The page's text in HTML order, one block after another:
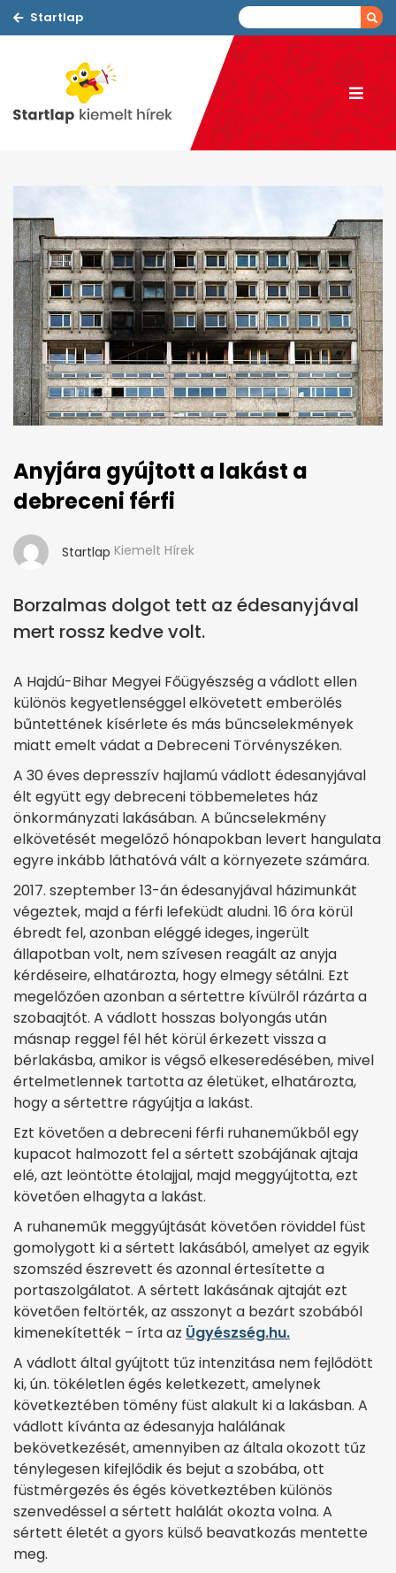
Startlap
Anyjára gyújtott a lakást a
debreceni férfi
Startlap Kiemelt Hírek
Borzalmas dolgot tett az édesanyjával
mert rossz kedve volt.
A Hajdú-Bihar Megyei Főügyészség a vádlott ellen
különös kegyetlenséggel elkövetett emberölés
bűntettének kísérlete és más bűncselekmények
miatt emelt vádat a Debreceni Törvényszéken.
A 30 éves depresszív hajlamú vádlott édesanyjával
élt együtt egy debreceni többemeletes ház
önkormányzati lakásában. A bűncselekmény
elkövetését megelőző hónapokban levert hangulata
egyre inkább láthatóvá vált a környezete számára.
2017. szeptember 13-án édesanyjával házimunkát
végeztek, majd a férfi lefeküdt aludni. 16 óra körül
ébredt fel, azonban eléggé ideges, ingerült
állapotban volt, nem szívesen reagált az anyja
kérdéseire, elhatározta, hogy elmegy sétálni. Ezt
megelőzően azonban a sértettre kívülről rázárta a
szobaajtót. A vádlott hosszas bolyongás után
másnap reggel fél hét körül érkezett vissza a
bérlakásba, amikor is végső elkeseredésében, mivel
értelmetlennek tartotta az életüket, elhatározta,
hogy a sértettre rágyújtja a lakást.
Ezt követően a debreceni férfi ruhaneműkből egy
kupacot halmozott fel a sértett szobájának ajtaja
elé, azt leöntötte étolajjal, majd meggyújtotta, ezt
követően elhagyta a lakást.
A ruhaneműk meggyújtását követően röviddel füst
gomolygott ki a sértett lakásából, amelyet az egyik
szomszéd észrevett és azonnal értesítette a
portaszolgálatot. A sértett lakásának ajtaját ezt
követően feltörték, az asszonyt a bezárt szobából
kimenekítették – írta az Ügyészség.hu.
A vádlott által gyújtott tűz intenzitása nem fejlődött
ki, ún. tökéletlen égés keletkezett, amelynek
következtében tömény füst alakult ki a lakásban. A
vádlott kívánta az édesanyja halálának
bekövetkezését, amennyiben az általa okozott tűz
ténylegesen kifejlődik és bejut a szobába, ott
füstmérgezés és égés következtében különös
szenvedéssel a sértett halálát okozta volna. A
sértett életét a gyors külső beavatkozás mentette
meg.